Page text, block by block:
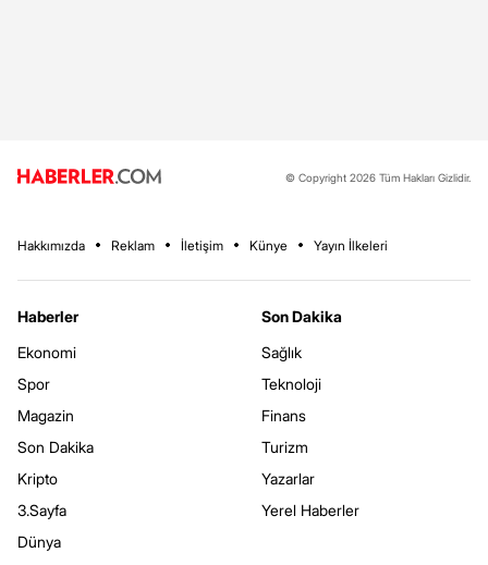
© Copyright 2026 Tüm Hakları Gizlidir.
Hakkımızda Reklam İletişim Künye Yayın İlkeleri
Haberler
Ekonomi
Spor
Magazin
Son Dakika
Kripto
3.Sayfa
Dünya
Son Dakika
Sağlık
Teknoloji
Finans
Turizm
Yazarlar
Yerel Haberler